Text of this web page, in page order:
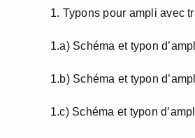
1. Typons pour ampli avec
1.a) Schéma et typon
1.b) Schéma et typon
1.c) Schéma et typon